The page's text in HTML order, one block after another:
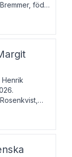
född
i fjol med
Göteborgs